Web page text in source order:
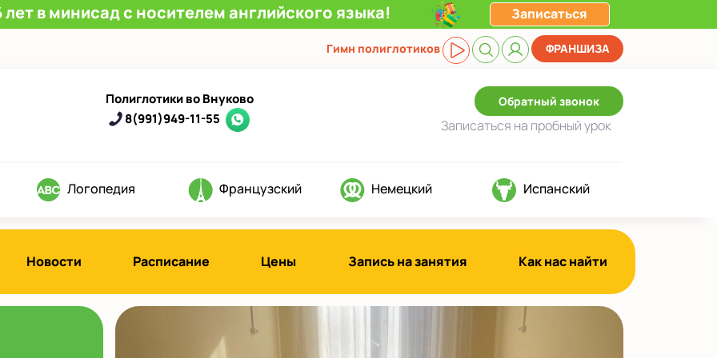
в минисад с носителем английского языка! Записаться
Гимн полиглотиков ФРАНШИЗА
Полиглотики во Внуково
8(991)949-11-55
Обратный звонок
Записаться на пробный урок
Логопедия Французский Немецкий Испанский
Новости Расписание Цены Запись на занятия Как нас найти